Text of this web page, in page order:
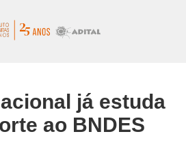
já estuda
ao BNDES